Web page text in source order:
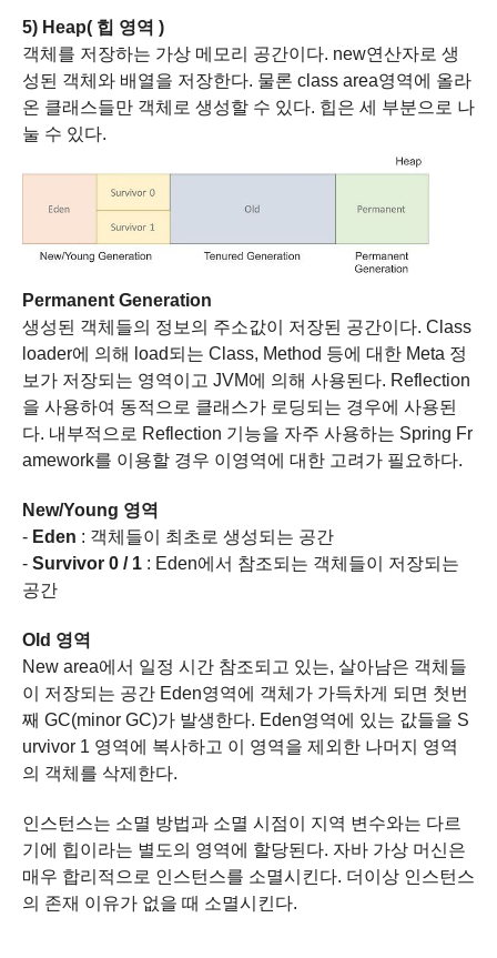
5) Heap( 힙 영역 )
객체를 저장하는 가상 메모리 공간이다. new연산자로 생
성된 객체와 배열을 저장한다. 물론 class area영역에 올라
온 클래스들만 객체로 생성할 수 있다. 힙은 세 부분으로 나
눌 수 있다.
Permanent Generation
생성된 객체들의 정보의 주소값이 저장된 공간이다. Class
loader에 의해 load되는 Class, Method 등에 대한 Meta 정
보가 저장되는 영역이고 JVM에 의해 사용된다. Reflection
을 사용하여 동적으로 클래스가 로딩되는 경우에 사용된
다. 내부적으로 Reflection 기능을 자주 사용하는 Spring Fr
amework를 이용할 경우 이영역에 대한 고려가 필요하다.
New/Young 영역
- Eden : 객체들이 최초로 생성되는 공간
- Survivor 0 / 1 : Eden에서 참조되는 객체들이 저장되는
공간
Old 영역
New area에서 일정 시간 참조되고 있는, 살아남은 객체들
이 저장되는 공간 Eden영역에 객체가 가득차게 되면 첫번
째 GC(minor GC)가 발생한다. Eden영역에 있는 값들을 S
urvivor 1 영역에 복사하고 이 영역을 제외한 나머지 영역
의 객체를 삭제한다.
인스턴스는 소멸 방법과 소멸 시점이 지역 변수와는 다르
기에 힙이라는 별도의 영역에 할당된다. 자바 가상 머신은
매우 합리적으로 인스턴스를 소멸시킨다. 더이상 인스턴스
의 존재 이유가 없을 때 소멸시킨다.